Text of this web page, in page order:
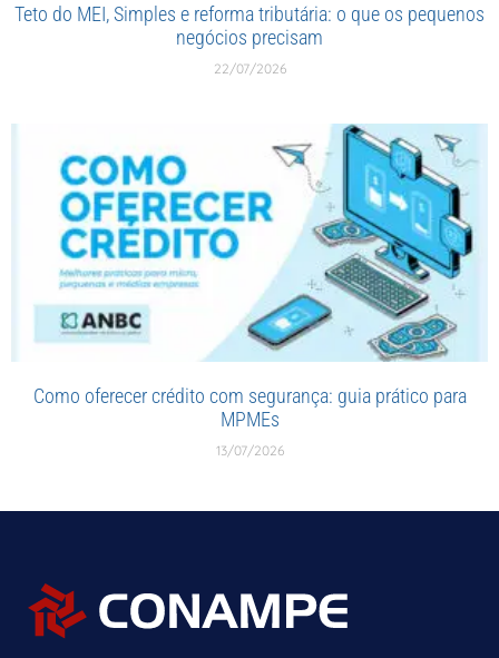
Teto do MEI, Simples e reforma tributária: o que os pequenos
negócios precisam
22/07/2026
Como oferecer crédito com segurança: guia prático para
MPMEs
13/07/2026